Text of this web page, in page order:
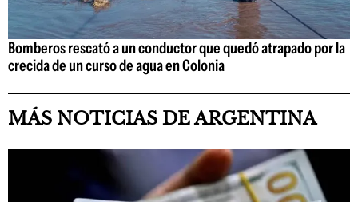
Bomberos rescató a un conductor que quedó atrapado por la
crecida de un curso de agua en Colonia
MÁS NOTICIAS DE ARGENTINA